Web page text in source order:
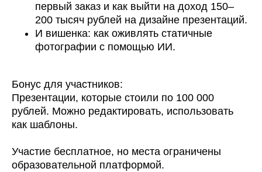
первый заказ и как выйти на доход 150–
200 тысяч рублей на дизайне презентаций.
И вишенка: как оживлять статичные
фотографии с помощью ИИ.
Бонус для участников:
Презентации, которые стоили по 100 000
рублей. Можно редактировать, использовать
как шаблоны.
Участие бесплатное, но места ограничены
образовательной платформой.